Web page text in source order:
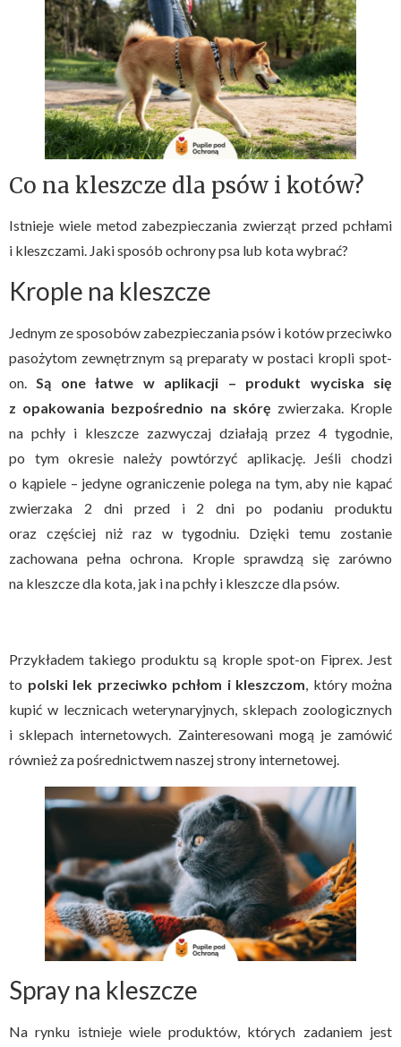
Co na kleszcze dla psów i kotów?
Istnieje wiele metod zabezpieczania zwierząt przed pchłami
i kleszczami. Jaki sposób ochrony psa lub kota wybrać?
Krople na kleszcze
Jednym ze sposobów zabezpieczania psów i kotów przeciwko
pasożytom zewnętrznym są preparaty w postaci kropli spot-
on. Są one łatwe w aplikacji – produkt wyciska się
z opakowania bezpośrednio na skórę zwierzaka. Krople
na pchły i kleszcze zazwyczaj działają przez 4 tygodnie,
po tym okresie należy powtórzyć aplikację. Jeśli chodzi
o kąpiele – jedyne ograniczenie polega na tym, aby nie kąpać
zwierzaka 2 dni przed i 2 dni po podaniu produktu
oraz częściej niż raz w tygodniu. Dzięki temu zostanie
zachowana pełna ochrona. Krople sprawdzą się zarówno
na kleszcze dla kota, jak i na pchły i kleszcze dla psów.
Przykładem takiego produktu są krople spot-on Fiprex. Jest
to polski lek przeciwko pchłom i kleszczom , który można
kupić w lecznicach weterynaryjnych, sklepach zoologicznych
i sklepach internetowych. Zainteresowani mogą je zamówić
również za pośrednictwem naszej strony internetowej.
Spray na kleszcze
Na rynku istnieje wiele produktów, których zadaniem jest